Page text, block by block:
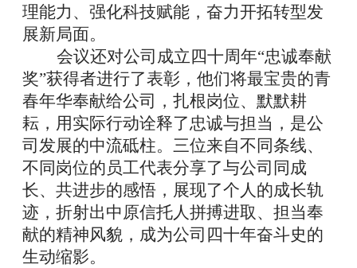
理能力、强化科技赋能，奋力开拓转型发
展新局面。
会议还对公司成立四十周年“忠诚奉献
奖”获得者进行了表彰，他们将最宝贵的青
春年华奉献给公司，扎根岗位、默默耕
耘，用实际行动诠释了忠诚与担当，是公
司发展的中流砥柱。三位来自不同条线、
不同岗位的员工代表分享了与公司同成
长、共进步的感悟，展现了个人的成长轨
迹，折射出中原信托人拼搏进取、担当奉
献的精神风貌，成为公司四十年奋斗史的
生动缩影。